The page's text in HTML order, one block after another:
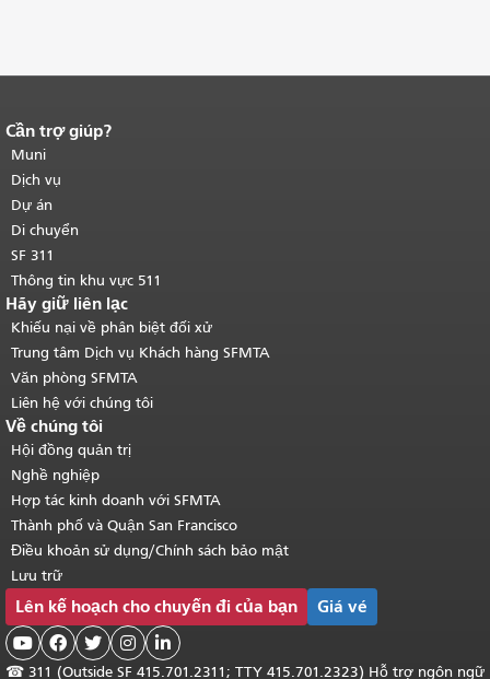
Kết thúc nội dung trang.
của trang này được lặp lại trên mọi
trang.Quay lại đầu trang nội dung
chính.
Cần trợ giúp?
Muni
Dịch vụ
Dự án
Di chuyển
SF 311
Thông tin khu vực 511
Hãy giữ liên lạc
Khiếu nại về phân biệt đối xử
Trung tâm Dịch vụ Khách hàng SFMTA
Văn phòng SFMTA
Liên hệ với chúng tôi
Về chúng tôi
Hội đồng quản trị
Nghề nghiệp
Hợp tác kinh doanh với SFMTA
Thành phố và Quận San Francisco
Điều khoản sử dụng/Chính sách bảo mật
Lưu trữ
Lên kế hoạch cho chuyến đi của bạn Giá vé
    
☎ 311 (Outside SF 415.701.2311; TTY 415.701.2323) Hỗ trợ ngôn ngữ